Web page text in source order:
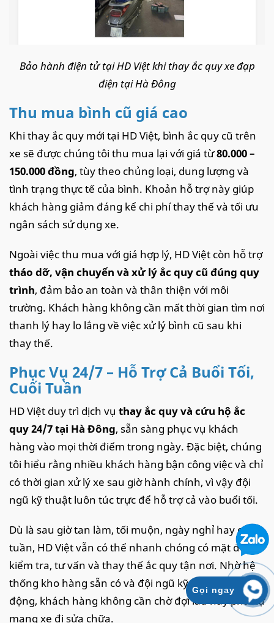
Bảo hành điện tử tại HD Việt khi thay ắc quy xe đạp
điện tại Hà Đông
Thu mua bình cũ giá cao
Khi thay ắc quy mới tại HD Việt, bình ắc quy cũ trên
xe sẽ được chúng tôi thu mua lại với giá từ80.000 –
150.000 đồng, tùy theo chủng loại, dung lượng và
tình trạng thực tế của bình. Khoản hỗ trợ này giúp
khách hàng giảm đáng kể chi phí thay thế và tối ưu
ngân sách sử dụng xe.
Ngoài việc thu mua với giá hợp lý, HD Việt còn hỗ trợ
tháo dỡ, vận chuyển và xử lý ắc quy cũ đúng quy
trình, đảm bảo an toàn và thân thiện với môi
trường. Khách hàng không cần mất thời gian tìm nơi
thanh lý hay lo lắng về việc xử lý bình cũ sau khi
thay thế.
Phục Vụ 24/7 – Hỗ Trợ Cả Buổi Tối,
Cuối Tuần
HD Việt duy trì dịch vụ thay ắc quy và cứu hộ ắc
quy 24/7 tại Hà Đông, sẵn sàng phục vụ khách
hàng vào mọi thời điểm trong ngày. Đặc biệt, chúng
tôi hiểu rằng nhiều khách hàng bận công việc và chỉ
có thời gian xử lý xe sau giờ hành chính, vì vậy đội
ngũ kỹ thuật luôn túc trực để hỗ trợ cả vào buổi tối.
Dù là sau giờ tan làm, tối muộn, ngày nghỉ hay cuối
tuần, HD Việt vẫn có thể nhanh chóng có mặt để
kiểm tra, tư vấn và thay thế ắc quy tận nơi. Nhờ hệ
thống kho hàng sẵn có và đội ngũ kỹ thuật lưu
động, khách hàng không cần chờ đợi lâu hay phải tự
mang xe đi sửa chữa.
Gọi ngay